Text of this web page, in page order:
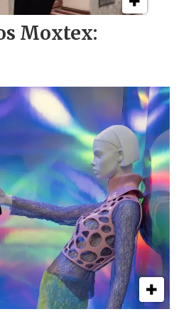
Moxtex: